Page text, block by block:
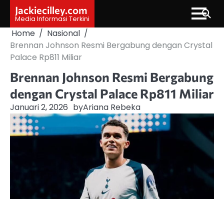
content
Jackiecilley.com
Media Informasi Terkini
Home
Nasional
Brennan Johnson Resmi Bergabung dengan Crystal
Palace Rp811 Miliar
Brennan Johnson Resmi Bergabung
dengan Crystal Palace Rp811 Miliar
Januari 2, 2026 byAriana Rebeka